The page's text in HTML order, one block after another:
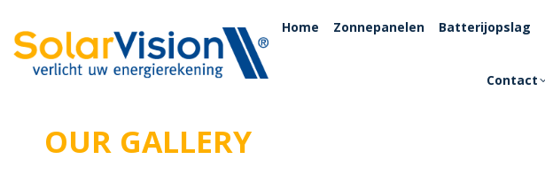
Home Zonnepanelen Batterijopslag
Contact
OUR GALLERY